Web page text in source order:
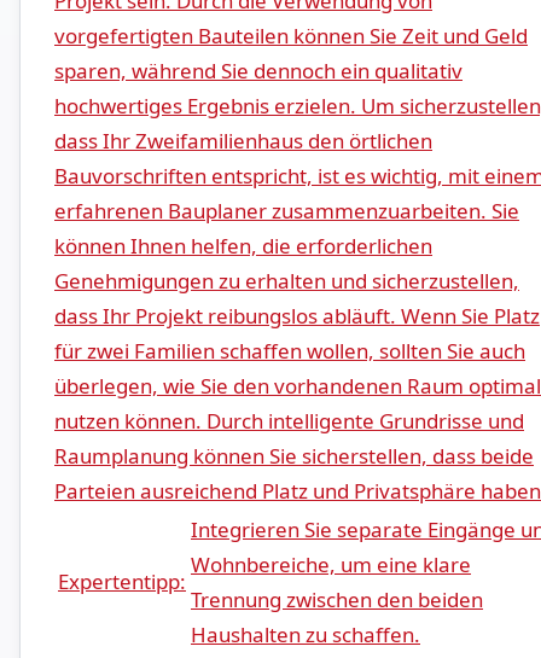
vorgefertigten Bauteilen können Sie Zeit und Geld
sparen, während Sie‌ dennoch ein qualitativ
hochwertiges Ergebnis erzielen. Um
dass Ihr Zweifamilienhaus den örtlichen
Bauvorschriften ⁢entspricht, ist es wichtig, mit
⁣erfahrenen Bauplaner zusammenzuarbeiten.⁣ Sie
‍können ‍Ihnen ‌helfen, die erforderlichen
Genehmigungen zu erhalten und ​sicherzustellen,
‍dass​ Ihr ​Projekt reibungslos abläuft. Wenn ⁣Sie Platz
für zwei Familien schaffen wollen, sollten ⁢Sie auch
überlegen, wie Sie den vorhandenen⁣ Raum optimal
nutzen können. Durch intelligente​ Grundrisse und
Raumplanung können Sie sicherstellen, dass beide
Parteien ausreichend ‌Platz und Privatsphäre
Expertentipp:
Integrieren Sie separate Eingänge⁤
Wohnbereiche, um eine⁤ klare
Trennung zwischen den beiden
Haushalten⁤ zu schaffen.